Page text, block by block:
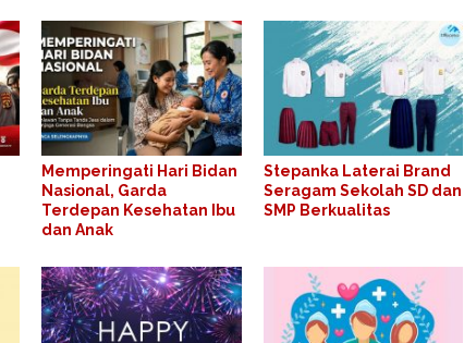
Memperingati Hari Bidan
Nasional, Garda
Terdepan Kesehatan Ibu
dan Anak
Stepanka Laterai Brand
Seragam Sekolah SD dan
SMP Berkualitas